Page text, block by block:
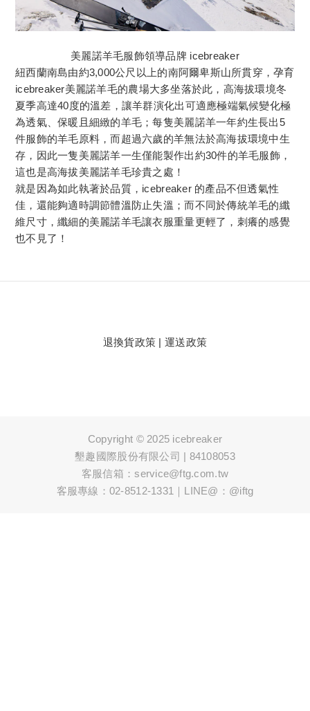
美麗諾羊毛服飾領導品牌 icebreaker
紐西蘭南島由約3,000公尺以上的南阿爾卑斯山所貫穿，孕育
icebreaker美麗諾羊毛的農場大多坐落於此，高海拔環境冬
夏季高達40度的溫差，讓羊群演化出可適應極端氣候變化極
為透氣、保暖且細緻的羊毛；每隻美麗諾羊一年約生長出5
件服飾的羊毛原料，而超過六歲的羊無法於高海拔環境中生
存，因此一隻美麗諾羊一生僅能製作出約30件的羊毛服飾，
這也是高海拔美麗諾羊毛珍貴之處！
就是因為如此執著於品質，icebreaker 的產品不但透氣性
佳，還能夠適時調節體溫防止失溫；而不同於傳統羊毛的纖
維尺寸，纖細的美麗諾羊毛讓衣服重量更輕了，刺癢的感覺
也不見了！
退換貨政策 |運送政策
Copyright © 2025 icebreaker
墾趣國際股份有限公司 | 84108053
客服信箱：service@ftg.com.tw
客服專線：02-8512-1331｜LINE@：@iftg